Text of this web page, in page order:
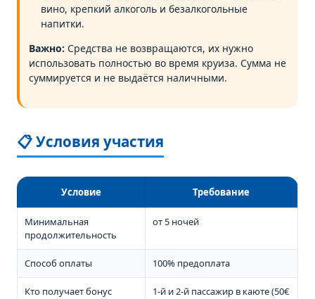
вино, крепкий алкоголь и безалкогольные
напитки.
Важно: Средства не возвращаются, их нужно
использовать полностью во время круиза. Сумма не
суммируется и не выдаётся наличными.
📋 Условия участия
Условие Требование
Минимальная
продолжительность
от 5 ночей
Способ оплаты 100% предоплата
Кто получает бонус
1-й и 2-й пассажир в каюте (50€